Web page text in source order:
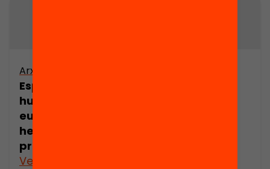
Arxiu
Esperit europeu,
humanisme
europeu:
herència i
projecte
Veure’n més